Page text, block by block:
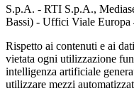
S.p.A. - RTI S.p.A.,
Bassi) - Uffici Viale
Rispetto ai contenuti e ai
vietata ogni utilizzazione
intelligenza artificiale
utilizzare mezzi